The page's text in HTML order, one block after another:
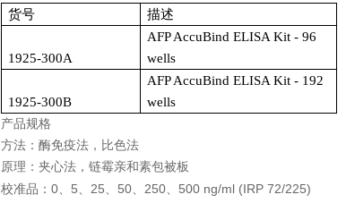
货号 描述
1925-300A
AFP AccuBind ELISA Kit - 96
wells
1925-300B
AFP AccuBind ELISA Kit - 192
wells
产品规格
方法：酶免疫法，比色法
原理：夹心法，链霉亲和素包被板
校准品： 0、 5、 25、 50、 250、 500 ng/ml (IRP 72/225)